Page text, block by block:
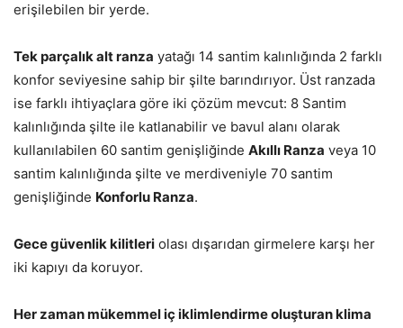
erişilebilen bir yerde.
Tek parçalık alt ranza yatağı 14 santim kalınlığında 2 farklı
konfor seviyesine sahip bir şilte barındırıyor. Üst ranzada
ise farklı ihtiyaçlara göre iki çözüm mevcut: 8 Santim
kalınlığında şilte ile katlanabilir ve bavul alanı olarak
kullanılabilen 60 santim genişliğinde Akıllı Ranza veya 10
santim kalınlığında şilte ve merdiveniyle 70 santim
genişliğinde Konforlu Ranza.
Gece güvenlik kilitleri olası dışarıdan girmelere karşı her
iki kapıyı da koruyor.
Her zaman mükemmel iç iklimlendirme oluşturanklima